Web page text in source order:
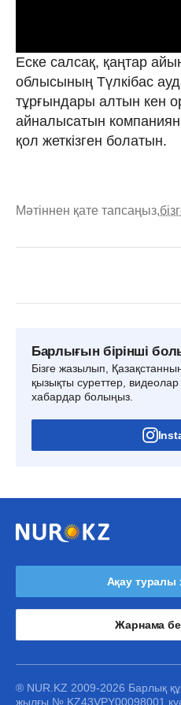
Еске салсақ, қаңтар
облысының Түлкібас
тұрғындары алтын кен
айналысатын
қол жеткізген болатын.
Мәтіннен қате тапсаңыз,
Барлығын бірінші
Бізге жазылып,
қызықты суреттер,
хабардар болыңыз.
Ақау туралы
Жарнама
® NUR.KZ 2009-2026 Барлық
жылғы № KZ43VPY00098001